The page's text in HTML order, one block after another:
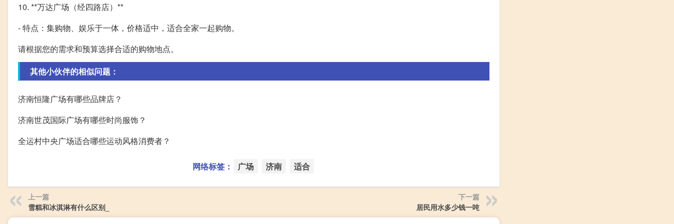
10. **万达广场（经四路店）**
- 特点：集购物、娱乐于一体，价格适中，适合全家一起购物。
请根据您的需求和预算选择合适的购物地点。
其他小伙伴的相似问题：
济南恒隆广场有哪些品牌店？
济南世茂国际广场有哪些时尚服饰？
全运村中央广场适合哪些运动风格消费者？
网络标签： 广场 济南 适合
上一篇
雪糕和冰淇淋有什么区别_
下一篇
居民用水多少钱一吨